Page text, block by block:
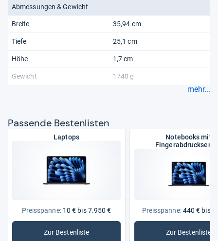
Abmessungen & Gewicht
Breite 35,94 cm
Tiefe 25,1 cm
Höhe 1,7 cm
Gewicht 1740 g
mehr...
Pas­sende Bes­ten­lis­ten
Laptops
Preisspanne:10 € bis 7.950 €
Zur Bestenliste
: Laptops
Notebooks mit
Preisspanne:440 € bis
Zur Bestenliste
: